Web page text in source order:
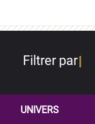
Filtrer par
UNIVERS